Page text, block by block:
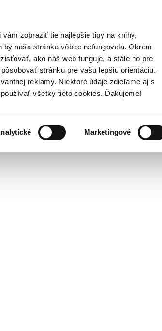
zobraziť tie najlepšie tipy na knihy,
naša stránka vôbec nefungovala. Okrem
ako náš web funguje, a stále ho pre
stránku pre vašu lepšiu orientáciu.
reklamy. Niektoré údaje zdieľame aj s
všetky tieto cookies. Ďakujeme!
Marketingové